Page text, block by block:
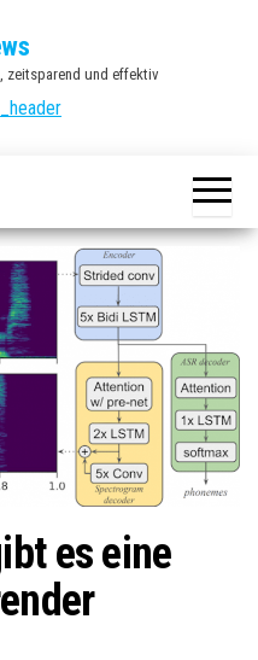
zeitsparend und effektiv
es eine